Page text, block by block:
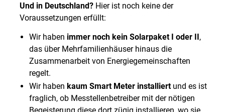
Und in Deutschland?Hier ist noch keine der
Voraussetzungen erfüllt:
Wir haben immer noch kein Solarpaket I oder II ,
das über Mehrfamilienhäuser hinaus die
Zusammenarbeit von Energiegemeinschaften
regelt.
Wir haben kaum Smart Meter installiertund es ist
fraglich, ob Messtellenbetreiber mit der nötigen